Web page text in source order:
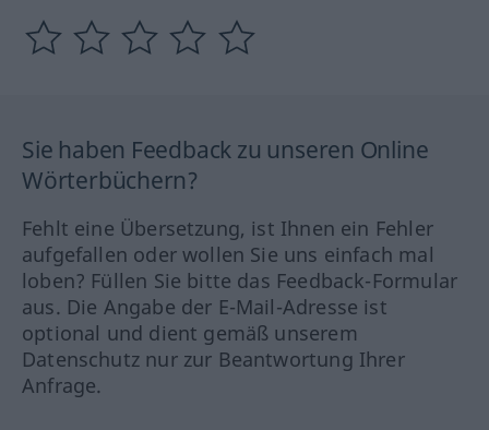
Sie haben Feedback zu unseren Online
Wörterbüchern?
Fehlt eine Übersetzung, ist Ihnen ein Fehler
aufgefallen oder wollen Sie uns einfach mal
loben? Füllen Sie bitte das Feedback-Formular
aus. Die Angabe der E-Mail-Adresse ist
optional und dient gemäß unserem
Datenschutz nur zur Beantwortung Ihrer
Anfrage.